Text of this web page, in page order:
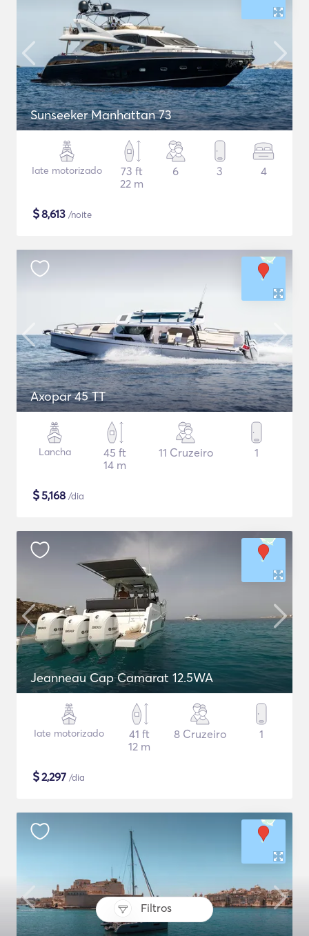
Filtros
Sunseeker Manhattan 73
Iate motorizado
73 ft
22 m
6 3 4
$8,613 /noite
Axopar 45 TT
Lancha
45 ft
14 m
11 Cruzeiro 1
$5,168 /dia
Jeanneau Cap Camarat 12.5WA
Iate motorizado
41 ft
12 m
8 Cruzeiro 1
$2,297 /dia